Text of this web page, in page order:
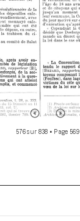
576 sur 838 • Page 569